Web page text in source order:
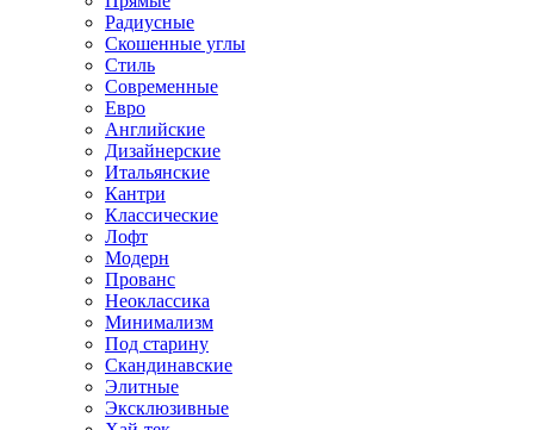
Радиусные
Скошенные углы
Стиль
Современные
Евро
Английские
Дизайнерские
Итальянские
Кантри
Классические
Лофт
Модерн
Прованс
Неоклассика
Минимализм
Под старину
Скандинавские
Элитные
Эксклюзивные